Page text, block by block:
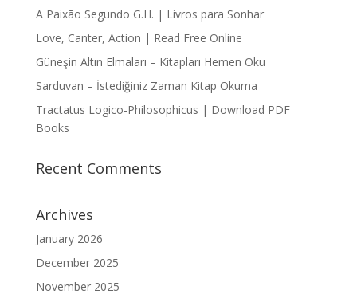
A Paixão Segundo G.H. | Livros para Sonhar
Love, Canter, Action | Read Free Online
Güneşin Altın Elmaları – Kitapları Hemen Oku
Sarduvan – İstediğiniz Zaman Kitap Okuma
Tractatus Logico-Philosophicus | Download PDF
Books
Recent Comments
Archives
January 2026
December 2025
November 2025